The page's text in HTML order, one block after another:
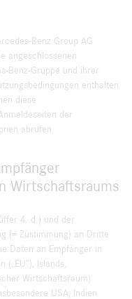
Benz Group AG
angeschlossenen
Benz-Gruppe und ihrer
enthalten
diese
der
abrufen.
Wirtschaftsraums
4. d.) und der
(= Zustimmung) an Dritte
Daten an Empfänger in
(„EU“), Islands,
Wirtschaftsraum)
USA, Indien.